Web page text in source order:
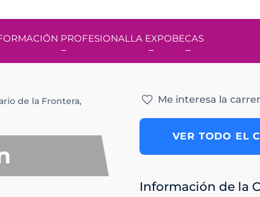
PROFESIONALLA EXPOBECAS
de la Frontera,
Me interesa la
VER TODO EL
Información de la